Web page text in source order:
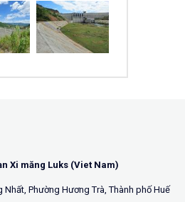
Xi măng Luks (Viet Nam)
Nhất, Phường Hương Trà, Thành phố Huế